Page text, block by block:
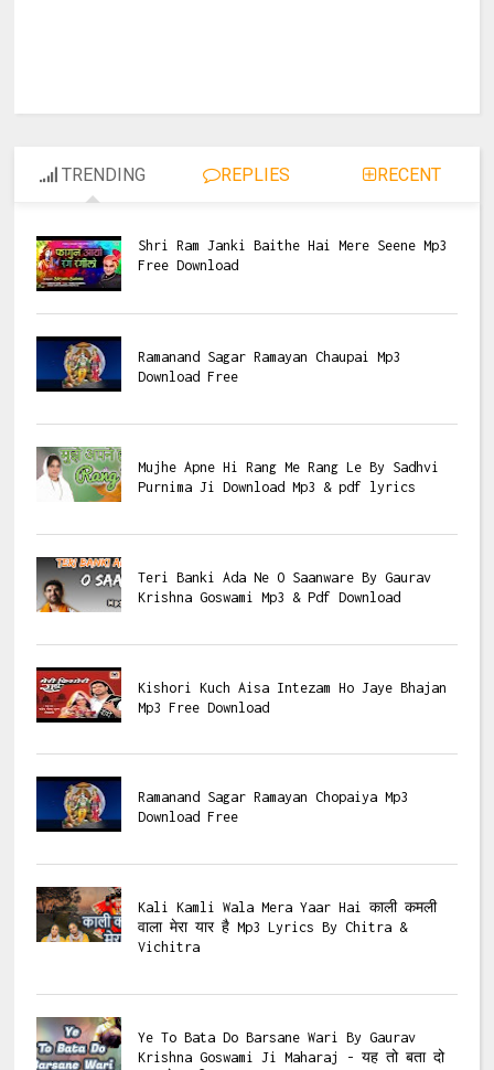
TRENDING REPLIES RECENT
Shri Ram Janki Baithe Hai Mere Seene Mp3
Free Download
Ramanand Sagar Ramayan Chaupai Mp3
Download Free
Mujhe Apne Hi Rang Me Rang Le By Sadhvi
Purnima Ji Download Mp3 & pdf lyrics
Teri Banki Ada Ne O Saanware By Gaurav
Krishna Goswami Mp3 & Pdf Download
Kishori Kuch Aisa Intezam Ho Jaye Bhajan
Mp3 Free Download
Ramanand Sagar Ramayan Chopaiya Mp3
Download Free
Kali Kamli Wala Mera Yaar Hai काली कमली
वाला मेरा यार है Mp3 Lyrics By Chitra &
Vichitra
Ye To Bata Do Barsane Wari By Gaurav
Krishna Goswami Ji Maharaj - यह तो बता दो